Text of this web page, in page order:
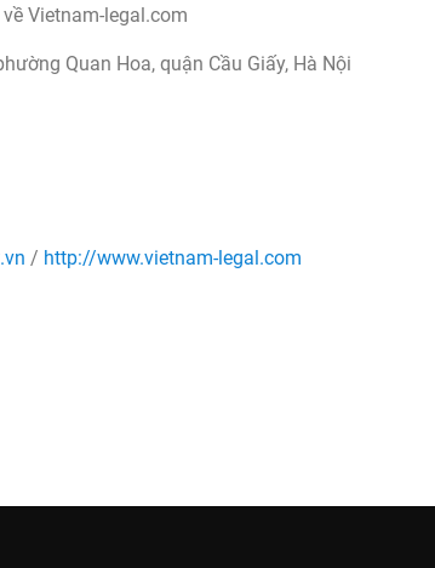
Vietnam-legal.com
Quan Hoa, quận Cầu Giấy, Hà Nội
/ http://www.vietnam-legal.com